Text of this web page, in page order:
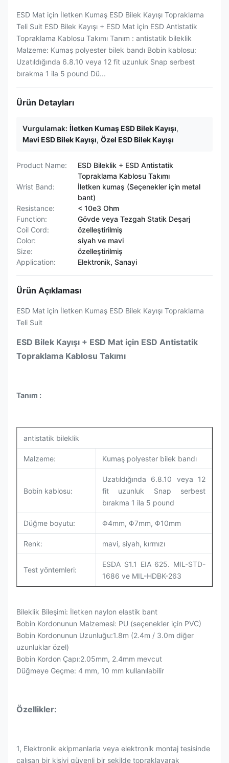
ESD Mat için İletken Kumaş ESD Bilek Kayışı Topraklama
Teli Suit ESD Bilek Kayışı + ESD Mat için ESD Antistatik
Topraklama Kablosu Takımı Tanım : antistatik bileklik
Malzeme: Kumaş polyester bilek bandı ​Bobin kablosu:
Uzatıldığında 6.8.10 veya 12 fit uzunluk Snap serbest
bırakma 1 ila 5 pound ​Dü...
Ürün Detayları
Vurgulamak: İletken Kumaş ESD Bilek Kayışı,
Mavi ESD Bilek Kayışı, Özel ESD Bilek Kayışı
Product Name:
ESD Bileklik + ESD Antistatik
Topraklama Kablosu Takımı
Wrist Band:
İletken kumaş (Seçenekler için metal
bant)
Resistance:
< 10e3 Ohm
Function:
Gövde veya Tezgah Statik Deşarj
Coil Cord:
özelleştirilmiş
Color:
siyah ve mavi
Size:
özelleştirilmiş
Application:
Elektronik, Sanayi
Ürün Açıklaması
ESD Mat için İletken Kumaş ESD Bilek Kayışı Topraklama
Teli Suit
ESD Bilek Kayışı + ESD Mat için ESD Antistatik
Topraklama Kablosu Takımı
Tanım :
antistatik bileklik
Malzeme: Kumaş polyester bilek bandı
Bobin kablosu:
Uzatıldığında 6.8.10 veya 12
fit uzunluk Snap serbest
bırakma 1 ila 5 pound
Düğme boyutu: Φ4mm, Φ7mm, Φ10mm
Renk: mavi, siyah, kırmızı
Test yöntemleri:
ESDA S1.1 EIA 625. MIL-STD-
1686 ve MIL-HDBK-263
Bileklik Bileşimi: İletken naylon elastik bant
Bobin Kordonunun Malzemesi: PU (seçenekler için PVC)
Bobin Kordonunun Uzunluğu:1.8m (2.4m / 3.0m diğer
uzunluklar özel)
Bobin Kordon Çapı:2.05mm, 2.4mm mevcut
Düğmeye Geçme: 4 mm, 10 mm kullanılabilir
Özellikler:
1, Elektronik ekipmanlarla veya elektronik montaj tesisinde
çalışan bir kişiyi güvenli bir şekilde topraklayarak